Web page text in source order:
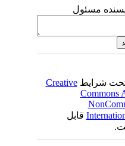
مسئول
شرایطCreative
قابل